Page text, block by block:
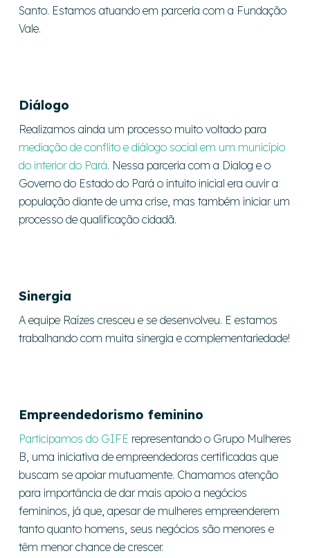
Santo. Estamos atuando em parceria com a Fundação
Vale.
Diálogo
Realizamos ainda um processo muito voltado para
mediação de conflito e diálogo social em um município
do interior do Pará. Nessa parceria com a Dialog e o
Governo do Estado do Pará o intuito inicial era ouvir a
população diante de uma crise, mas também iniciar um
processo de qualificação cidadã.
Sinergia
A equipe Raízes cresceu e se desenvolveu. E estamos
trabalhando com muita sinergia e complementariedade!
Empreendedorismo feminino
Participamos do GIFE representando o Grupo Mulheres
B, uma iniciativa de empreendedoras certificadas que
buscam se apoiar mutuamente. Chamamos atenção
para importância de dar mais apoio a negócios
femininos, já que, apesar de mulheres empreenderem
tanto quanto homens, seus negócios são menores e
têm menor chance de crescer.